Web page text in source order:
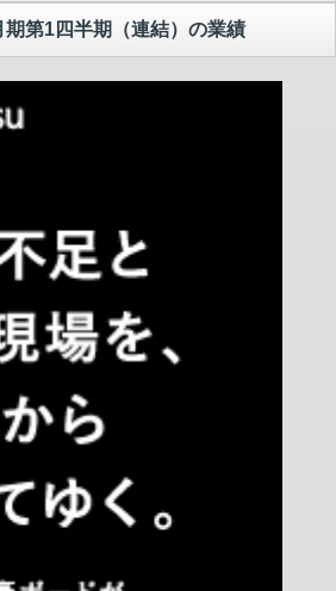
第1四半期（連結）の業績